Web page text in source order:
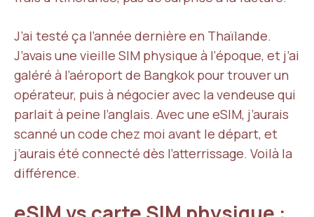
J’ai testé ça l’année dernière en Thaïlande.
J’avais une vieille SIM physique à l’époque, et j’ai
galéré à l’aéroport de Bangkok pour trouver un
opérateur, puis à négocier avec la vendeuse qui
parlait à peine l’anglais. Avec une eSIM, j’aurais
scanné un code chez moi avant le départ, et
j’aurais été connecté dès l’atterrissage. Voilà la
différence.